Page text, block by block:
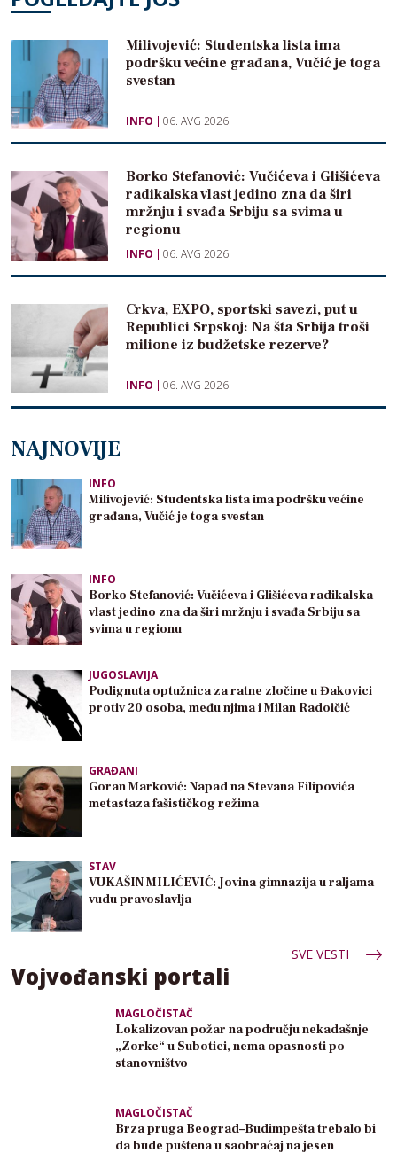
Milivojević: Studentska lista ima
podršku većine građana, Vučić je toga
svestan
INFO 06. AVG 2026
Borko Stefanović: Vučićeva i Glišićeva
radikalska vlast jedino zna da širi
mržnju i svađa Srbiju sa svima u
regionu
INFO 06. AVG 2026
Crkva, EXPO, sportski savezi, put u
Republici Srpskoj: Na šta Srbija troši
milione iz budžetske rezerve?
INFO 06. AVG 2026
NAJNOVIJE
INFO
Milivojević: Studentska lista ima podršku većine
građana, Vučić je toga svestan
INFO
Borko Stefanović: Vučićeva i Glišićeva radikalska
vlast jedino zna da širi mržnju i svađa Srbiju sa
svima u regionu
JUGOSLAVIJA
Podignuta optužnica za ratne zločine u Đakovici
protiv 20 osoba, među njima i Milan Radoičić
GRAĐANI
Goran Marković: Napad na Stevana Filipovića
metastaza fašističkog režima
STAV
VUKAŠIN MILIĆEVIĆ: Jovina gimnazija u raljama
vudu pravoslavlja
SVE VESTI
Vojvođanski portali
MAGLOČISTAČ
Lokalizovan požar na području nekadašnje
„Zorke“ u Subotici, nema opasnosti po
stanovništvo
MAGLOČISTAČ
Brza pruga Beograd–Budimpešta trebalo bi
da bude puštena u saobraćaj na jesen